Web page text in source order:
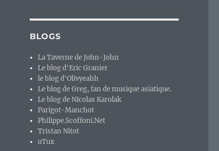
BLOGS
La Taverne de John-John
Le blog d'Eric Granier
le blog d'Olivyeahh
Le blog de Greg, fan de musique asiatique.
Le blog de Nicolas Karolak
Parigot-Manchot
Philippe.Scoffoni.Net
Tristan Nitot
uTux